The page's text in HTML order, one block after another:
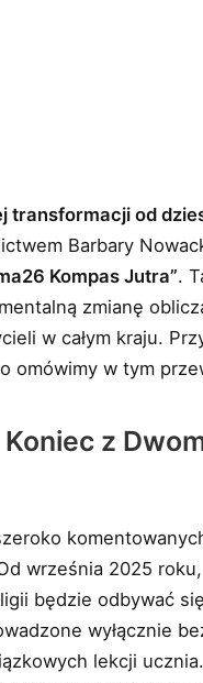
transformacji od
Barbary
Kompas Jutra”.
zmianę
w całym kraju.
omówimy w tym
z
września 2025
będzie odbywać
wyłącznie
lekcji